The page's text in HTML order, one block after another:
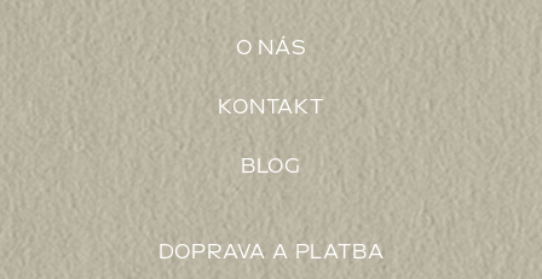
O NÁS
KONTAKT
BLOG
DOPRAVA A PLATBA